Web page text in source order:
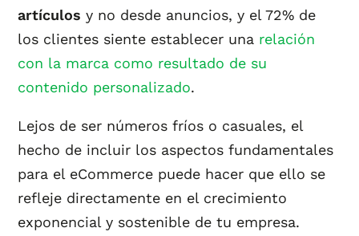
artículos y no desde anuncios, y el 72% de
los clientes siente establecer una relación
con la marca como resultado de su
contenido personalizado.
Lejos de ser números fríos o casuales, el
hecho de incluir los aspectos fundamentales
para el eCommerce puede hacer que ello se
refleje directamente en el crecimiento
exponencial y sostenible de tu empresa.